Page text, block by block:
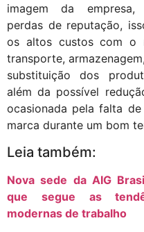
imagem da empresa,
perdas de reputação,
os altos custos com o
transporte,
substituição dos
além da possível
ocasionada pela falta
marca durante um bom
Leia também:
Nova sede da AIG
que segue as
modernas de trabalho